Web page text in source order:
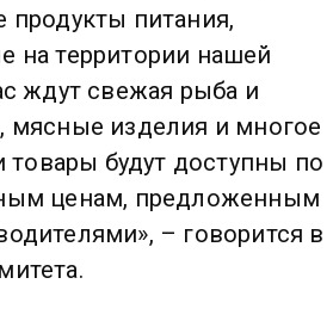
продукты питания,
на территории нашей
ждут свежая рыба и
мясные изделия и многое
товары будут доступны по
ценам, предложенным
– говорится в